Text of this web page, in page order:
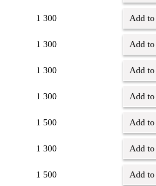
1 300 Add to
1 300 Add to
1 300 Add to
1 300 Add to
1 500 Add to
1 300 Add to
1 500 Add to